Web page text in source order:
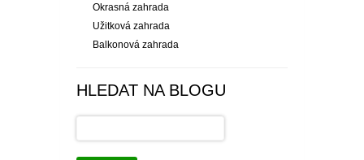
Okrasná zahrada
Užitková zahrada
Balkonová zahrada
HLEDAT NA BLOGU